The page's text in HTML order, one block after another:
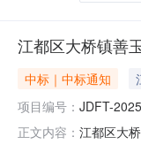
江都区大桥镇善
中标｜中标通知
项目编号： JDFT-
正文内容： 江都区大